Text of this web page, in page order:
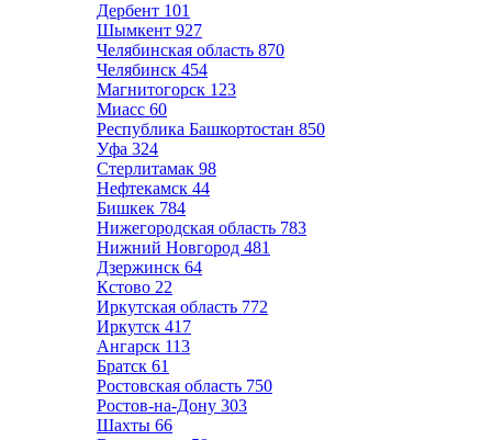
Дербент 101
Шымкент 927
Челябинская область 870
Челябинск 454
Магнитогорск 123
Миасс 60
Республика Башкортостан 850
Уфа 324
Стерлитамак 98
Нефтекамск 44
Бишкек 784
Нижегородская область 783
Нижний Новгород 481
Дзержинск 64
Кстово 22
Иркутская область 772
Иркутск 417
Ангарск 113
Братск 61
Ростовская область 750
Ростов-на-Дону 303
Шахты 66